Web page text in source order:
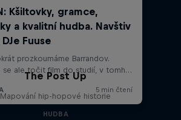
The Post Up
Mapování hip-hopové historie
HUDBA